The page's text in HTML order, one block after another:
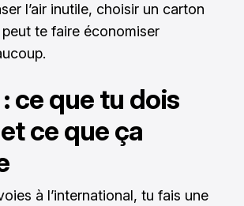
l’air inutile, choisir un carton
te faire économiser
ce que tu dois
ce que ça
à l’international, tu fais une